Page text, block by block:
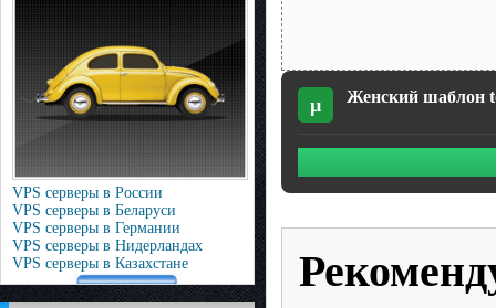
VPS серверы в России
VPS серверы в Беларуси
VPS серверы в Германии
VPS серверы в Нидерландах
VPS серверы в Казахстане
µ Женский шаблон